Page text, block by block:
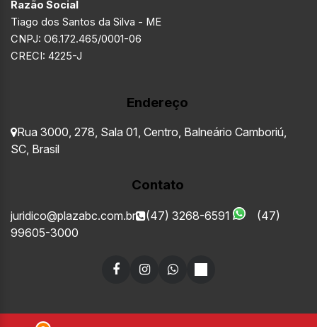
Razão Social
Tiago dos Santos da Silva - ME
CNPJ: O6.172.465/0001-06
CRECI: 4225-J
Endereço
Rua 3000 278 Sala 01 Centro Balneário Camboriú
SC Brasil
Contato
juridico@plazabc.com.br (47) 3268-6591
(47)
99605-3000